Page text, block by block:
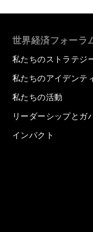
世界経済フォーラ
私たちのストラテジ
私たちのアイデンテ
私たちの活動
リーダーシップとガ
インパクト